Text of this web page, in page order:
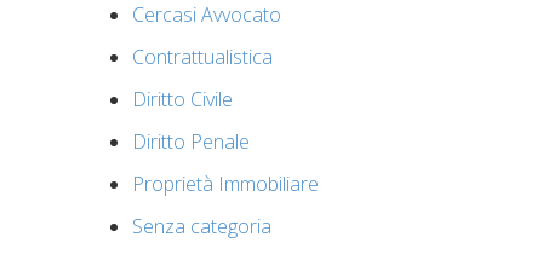
Cercasi Avvocato
Contrattualistica
Diritto Civile
Diritto Penale
Proprietà Immobiliare
Senza categoria